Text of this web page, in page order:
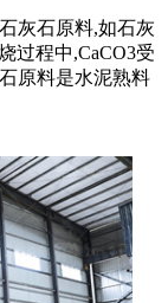
灰石原料,如石灰
过程中,CaCO3受
原料是水泥熟料